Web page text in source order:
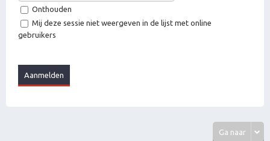
Onthouden
Mij deze sessie niet weergeven in de lijst met online
gebruikers
Ga naar